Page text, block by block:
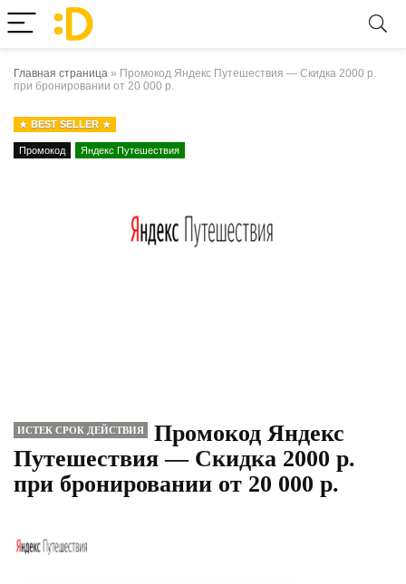
Главная страница » Промокод Яндекс Путешествия — Скидка 2000 р.
при бронировании от 20 000 р.
BEST SELLER
Промокод Яндекс Путешествия
ИСТЕК СРОК ДЕЙСТВИЯ
Промокод Яндекс
Путешествия — Скидка 2000 р.
при бронировании от 20 000 р.